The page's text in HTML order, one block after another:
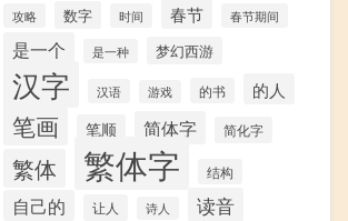
攻略 数字 时间 春节 春节期间
是一个 是一种 梦幻西游
汉字 汉语 游戏 的书 的人
笔画 笔顺 简体字 简化字
繁体 繁体字 结构
自己的 让人 诗人 读音